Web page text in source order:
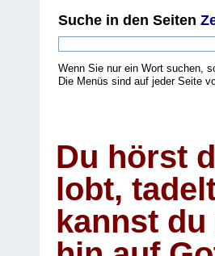
Suche in den Seiten
Wenn Sie nur ein Wort suchen,
Die Menüs sind auf jeder Seite
Du hörst
lobt,
kannst